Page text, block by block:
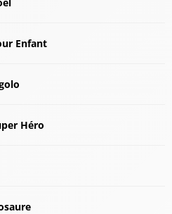
Enfant
Héro